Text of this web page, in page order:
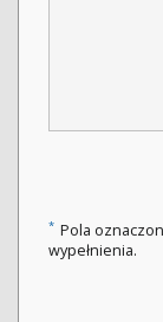
* Pola
wypełnienia.